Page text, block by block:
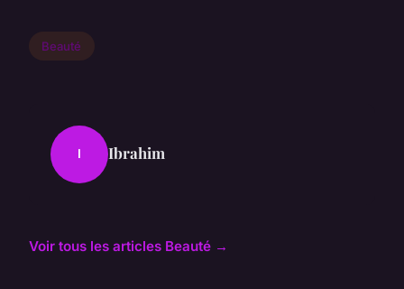
Beauté
I Ibrahim
Voir tous les articles Beauté →